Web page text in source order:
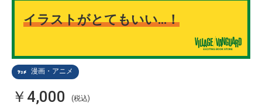
漫画・アニメ
イラストがとてもいい…！
￥4,000 (税込)